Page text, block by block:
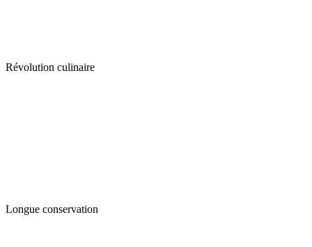
Révolution culinaire
Longue conservation